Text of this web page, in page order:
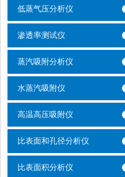
低蒸气压分析仪
渗透率测试仪
蒸汽吸附分析仪
水蒸汽吸附仪
高温高压吸附仪
比表面和孔径分析仪
比表面积分析仪